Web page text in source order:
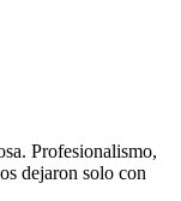
Profesionalismo,
dejaron solo con